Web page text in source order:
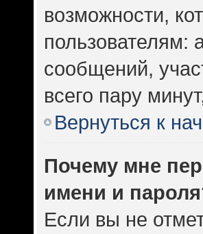
возможности,
пользователям:
сообщений,
всего пару
Вернуться к
Почему мне
имени и
Если вы не